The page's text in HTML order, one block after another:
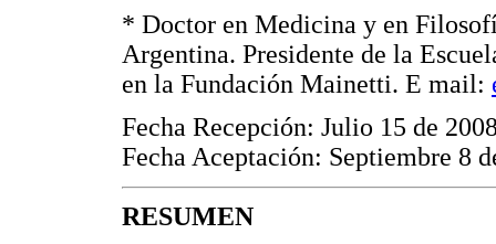
* Doctor en Medicina y en
Argentina. Presidente de la
en la Fundación Mainetti. E mail:
Fecha Recepción: Julio 15 de
Fecha Aceptación: Septiembre 8
RESUMEN